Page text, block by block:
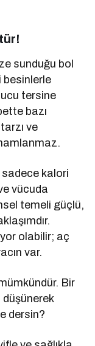
sunduğu bol
besinlerle
tersine
bazı
ve
kalori
vücuda
temeli güçlü,
olabilir; aç
var.
Bir
dersin?